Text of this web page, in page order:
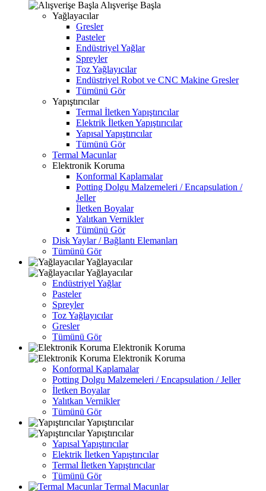
Alışverişe Başla
Yağlayacılar
Gresler
Pasteler
Endüstriyel Yağlar
Spreyler
Toz Yağlayıcılar
Endüstriyel Robot ve CNC Makine Gresler
Tümünü Gör
Yapıştırıcılar
Termal İletken Yapıştırıcılar
Elektrik İletken Yapıştırıcılar
Yapısal Yapıştırıcılar
Tümünü Gör
Termal Macunlar
Elektronik Koruma
Konformal Kaplamalar
Potting Dolgu Malzemeleri / Encapsulation /
Jeller
İletken Boyalar
Yalıtkan Vernikler
Tümünü Gör
Disk Yaylar / Bağlantı Elemanları
Tümünü Gör
Yağlayacılar
Yağlayacılar
Endüstriyel Yağlar
Pasteler
Spreyler
Toz Yağlayıcılar
Gresler
Tümünü Gör
Elektronik Koruma
Elektronik Koruma
Konformal Kaplamalar
Potting Dolgu Malzemeleri / Encapsulation / Jeller
İletken Boyalar
Yalıtkan Vernikler
Tümünü Gör
Yapıştırıcılar
Yapıştırıcılar
Yapısal Yapıştırıcılar
Elektrik İletken Yapıştırıcılar
Termal İletken Yapıştırıcılar
Tümünü Gör
Termal Macunlar